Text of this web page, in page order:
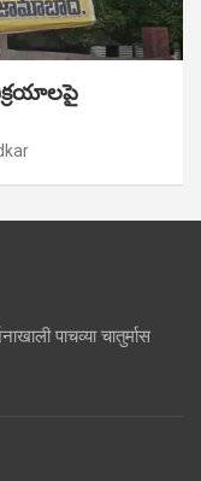
విక్రయాలపై
पाचव्या चातुर्मास